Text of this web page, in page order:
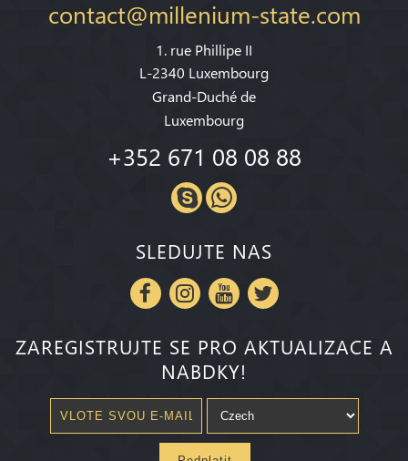
contact@millenium-state.com
1. rue Phillipe II
L-2340 Luxembourg
Grand-Duché de
Luxembourg
+352 671 08 08 88
SLEDUJTE NAS
ZAREGISTRUJTE SE PRO AKTUALIZACE A
NABDKY!